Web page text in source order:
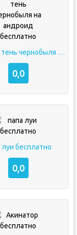
Сталкер тень чернобыля на андроид бесплатно
0,0
луи бесплатно
0,0